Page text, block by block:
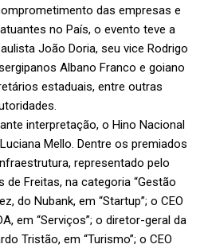
das empresas e
no País, o evento teve a
João Doria, seu vice Rodrigo
Albano Franco e goiano
estaduais, entre outras
interpretação, o Hino Nacional
Mello. Dentre os premiados
representado pelo
Freitas, na categoria “Gestão
do Nubank, em “Startup”; o CEO
em “Serviços”; o diretor-geral da
Tristão, em “Turismo”; o CEO